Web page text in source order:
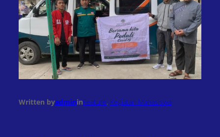
Written byadmininFeature, Kegiatan Mahasiswa